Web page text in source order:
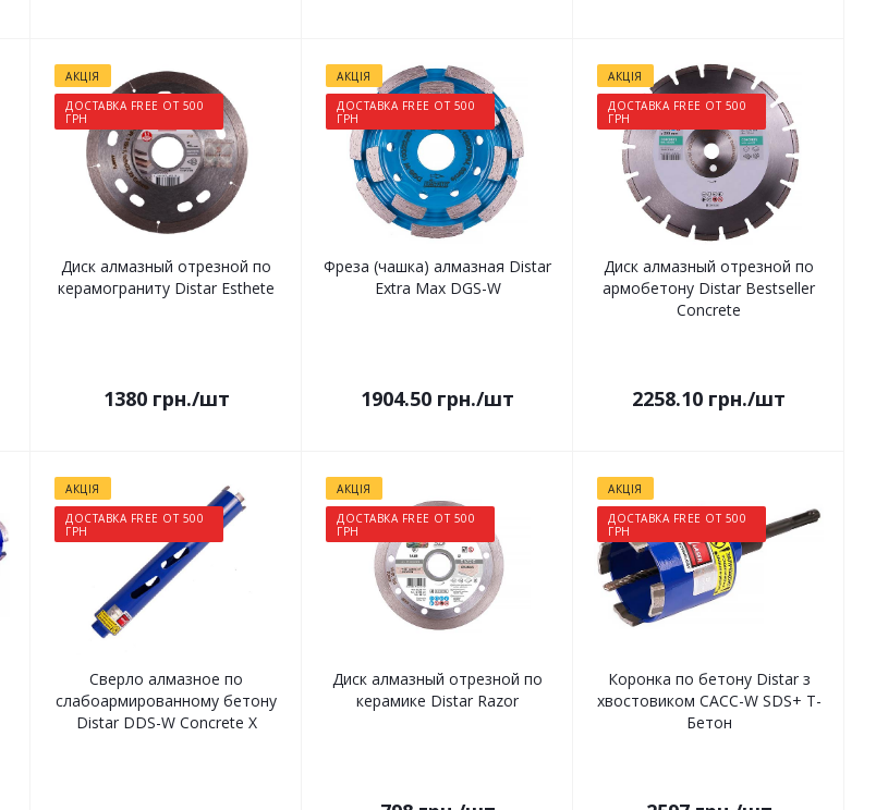
АКЦІЯ
ДОСТАВКА FREE ОТ 500
ГРН
Диск алмазный отрезной по
керамограниту Distar Esthete
1380грн./шт
АКЦІЯ
ДОСТАВКА FREE ОТ 500
ГРН
Фреза (чашка) алмазная Distar
Extra Max DGS-W
1904.50 грн./шт
АКЦІЯ
ДОСТАВКА FREE ОТ 500
ГРН
Диск алмазный отрезной по
армобетону Distar Bestseller
Concrete
2258.10 грн./шт
АКЦІЯ
ДОСТАВКА FREE ОТ 500
ГРН
Сверло алмазное по
слабоармированному бетону
Distar DDS-W Concrete X
АКЦІЯ
ДОСТАВКА FREE ОТ 500
ГРН
Диск алмазный отрезной по
керамике Distar Razor
АКЦІЯ
ДОСТАВКА FREE ОТ 500
ГРН
Коронка по бетону Distar з
хвостовиком САСС-W SDS+ T-
Бетон